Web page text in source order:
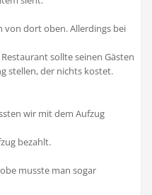
von dort oben. Allerdings bei
sollte seinen Gästen
stellen, der nichts kostet.
wir mit dem Aufzug
bezahlt.
musste man sogar